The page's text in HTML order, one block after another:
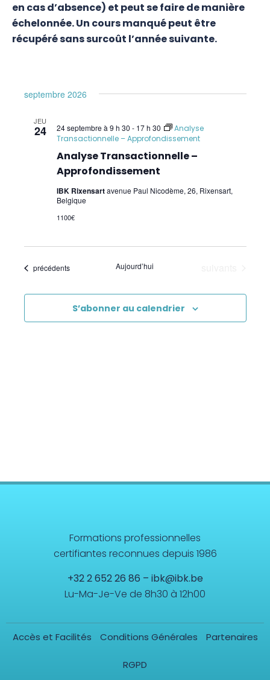
en cas d’absence) et peut se faire de manière
échelonnée. Un cours manqué peut être
récupéré sans surcoût l’année suivante.
septembre 2026
JEU
24
Analyse Transactionnelle –
Approfondissement
24 septembre à 9 h 30 - 17 h 30
Analyse
Transactionnelle – Approfondissement
IBK Rixensartavenue Paul Nicodème, 26, Rixensart,
Belgique
1100€
Évènements
précédents Aujourd’hui
S’abonner au calendrier
Formations professionnelles
certifiantes reconnues depuis 1986
+32 2 652 26 86 – ibk@ibk.be
Lu-Ma-Je-Ve de 8h30 à 12h00
Accès et Facilités Conditions Générales Partenaires
RGPD